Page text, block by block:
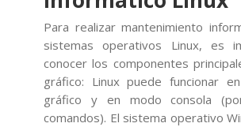
Para realizar mantenimiento
sistemas operativos Linux, es
conocer los componentes
gráfico: Linux puede funcionar
gráfico y en modo consola
comandos). El sistema operativo